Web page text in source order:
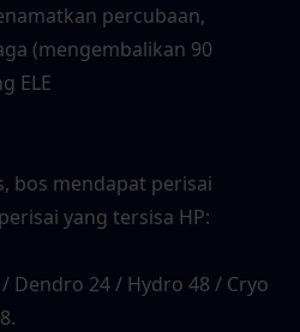
percubaan,
(mengembalikan 90
ELE
bos mendapat perisai
yang tersisa HP:
Dendro 24 / Hydro 48 / Cryo